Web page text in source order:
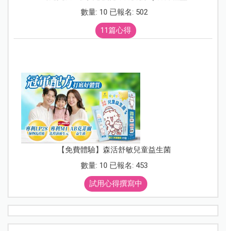
數量: 10 已報名: 502
11篇心得
【免費體驗】森活舒敏兒童益生菌
數量: 10 已報名: 453
試用心得撰寫中